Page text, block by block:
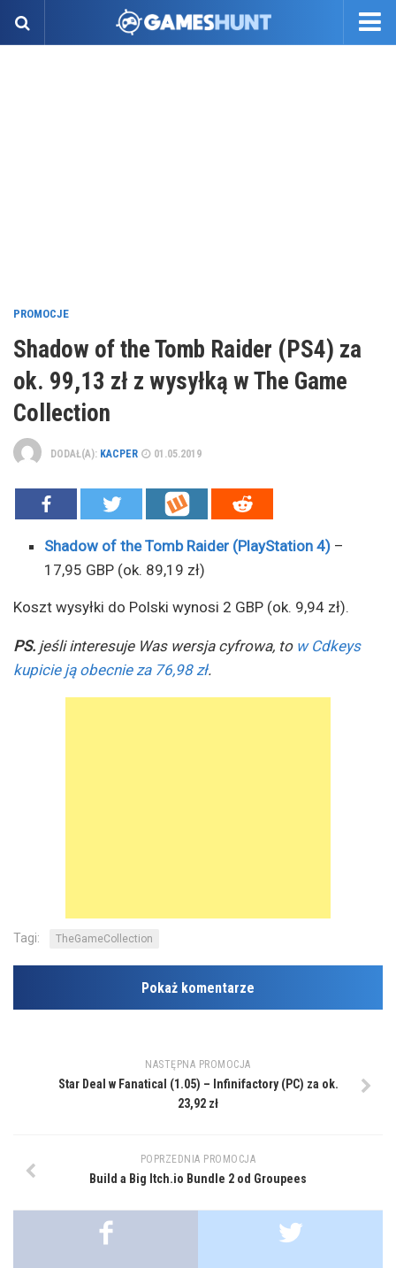
PROMOCJE
Shadow of the Tomb Raider (PS4) za
ok. 99,13 zł z wysyłką w The Game
Collection
DODAŁ(A): KACPER 01.05.2019
Shadow of the Tomb Raider (PlayStation 4) –
17,95 GBP (ok. 89,19 zł)
Koszt wysyłki do Polski wynosi 2 GBP (ok. 9,94 zł).
PS. jeśli interesuje Was wersja cyfrowa, to w Cdkeys
kupicie ją obecnie za 76,98 zł.
Tagi: TheGameCollection
Pokaż komentarze
NASTĘPNA PROMOCJA
Star Deal w Fanatical (1.05) – Infinifactory (PC) za ok.
23,92 zł
POPRZEDNIA PROMOCJA
Build a Big Itch.io Bundle 2 od Groupees